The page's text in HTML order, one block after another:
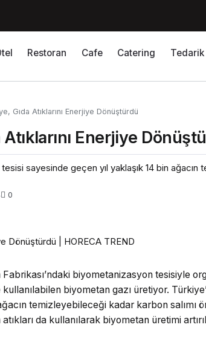
Restoran Cafe Catering Tedarik
Gıda Atıklarını Enerjiye Dönüştürdü
Enerjiye
sayesinde geçen yıl yaklaşık 14 bin ağacın
0
Fabrikası’ndaki biyometanizasyon tesisiyle
biyometan gazı üretiyor.
temizleyebileceği kadar karbon salımı
da kullanılarak biyometan üretimi